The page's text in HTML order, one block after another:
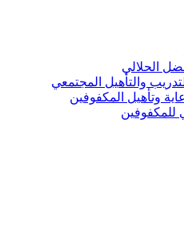
الحلالي
والتأهيل المجتمعي
وتأهيل المكفوفين
للمكفوفين